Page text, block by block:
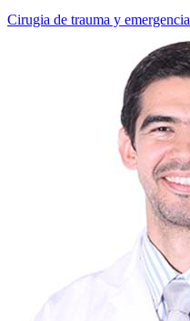
Cirugia de trauma y emergencia